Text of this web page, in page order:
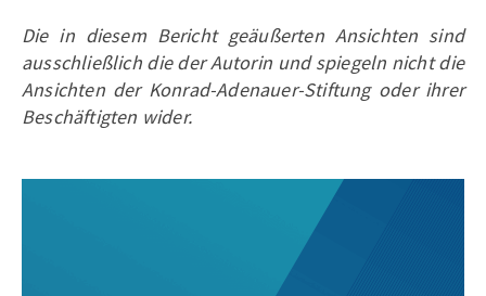
Die in diesem Bericht geäußerten Ansichten sind
ausschließlich die der Autorin und spiegeln nicht die
Ansichten der Konrad-Adenauer-Stiftung oder ihrer
Beschäftigten wider.